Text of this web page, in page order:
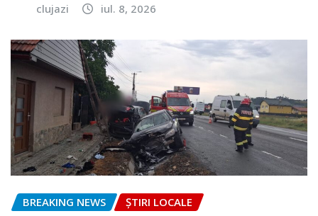
clujazi iul. 8, 2026
BREAKING NEWS ȘTIRI LOCALE